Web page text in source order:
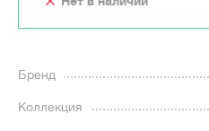
Бренд
Коллекция